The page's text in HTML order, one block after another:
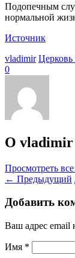
Подопечным
нормальной
Источник
vladimir
0
О vladimir
Просмотреть
← Предыдущий
Добавить
Ваш адрес email
Имя *